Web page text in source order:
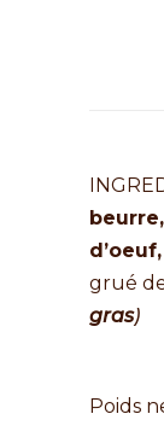
beurre,
d’oeuf,
grué
gras)
Poids